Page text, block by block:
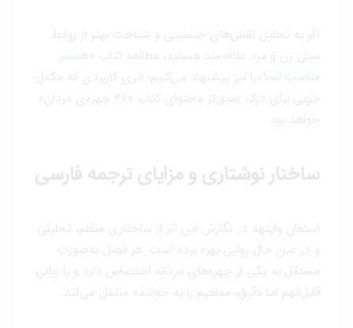
اگر به تحلیل نقش‌های جنسیتی و شناخت بهتر از روابط
میان زن و مرد علاقه‌مند هستید، مطالعه کتاب «
»را نیز پیشنهاد می‌کنیم؛ اثری کاربردی که مکمل
خوبی برای درک عمیق‌تر محتوای کتاب «۲۷ چهره‌ی مردان»
خواهد بود.
ساختار نوشتاری و مزایای ترجمه فارسی
استفان وایتهد در نگارش این اثر از ساختاری منظم، تحلیلی
و در عین حال روایی بهره برده است. هر فصل به‌صورت
مستقل به یکی از چهره‌های مردانه اختصاص دارد و با زبانی
قابل‌فهم اما دقیق، مفاهیم را به خواننده منتقل می‌کند.